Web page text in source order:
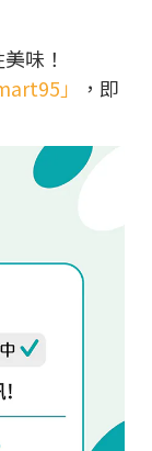
味！
」
，即